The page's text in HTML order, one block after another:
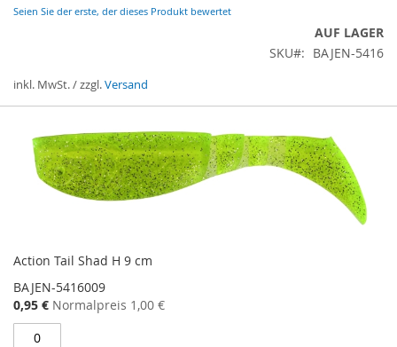
Bildergalerie
Seien Sie der erste, der dieses Produkt bewertet
AUF LAGER
SKU
BAJEN-5416
inkl. MwSt. / zzgl.Versand
Produkte
Artikel
Action Tail Shad H 9 cm
BAJEN-5416009
Sonderangebot
0,95 € Normalpreis 1,00 €